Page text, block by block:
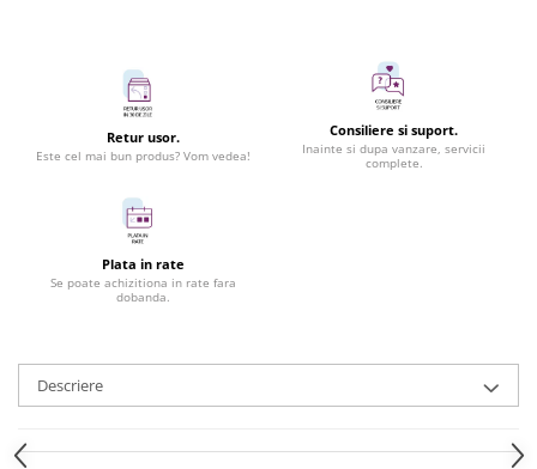
Retur usor.
Este cel mai bun produs? Vom vedea!
Consiliere si suport.
Inainte si dupa vanzare, servicii
complete.
Plata in rate
Se poate achizitiona in rate fara
dobanda.
Descriere